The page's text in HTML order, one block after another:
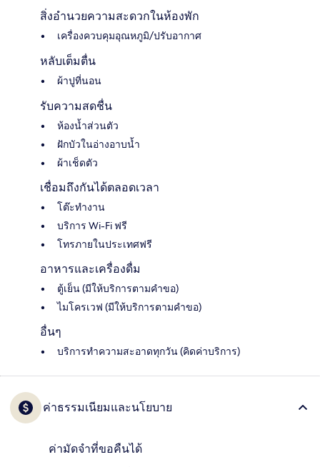
สิ่งอำนวยความสะดวกในห้องพัก
เครื่องควบคุมอุณหภูมิ/ปรับอากาศ
หลับเต็มตื่น
ผ้าปูที่นอน
รับความสดชื่น
ห้องน้ำส่วนตัว
ฝักบัวในอ่างอาบน้ำ
ผ้าเช็ดตัว
เชื่อมถึงกันได้ตลอดเวลา
โต๊ะทำงาน
บริการ Wi-Fi ฟรี
โทรภายในประเทศฟรี
อาหารและเครื่องดื่ม
ตู้เย็น (มีให้บริการตามคำขอ)
ไมโครเวฟ (มีให้บริการตามคำขอ)
อื่นๆ
บริการทำความสะอาดทุกวัน (คิดค่าบริการ)
ค่าธรรมเนียมและนโยบาย
ค่ามัดจำที่ขอคืนได้